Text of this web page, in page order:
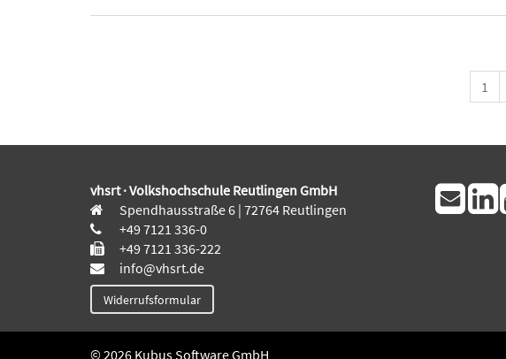
1
vhsrt · Volkshochschule Reutlingen GmbH
Spendhausstraße 6 | 72764 Reutlingen
+49 7121 336-0
+49 7121 336-222
info@vhsrt.de
Widerrufsformular
© 2026 Kubus Software GmbH